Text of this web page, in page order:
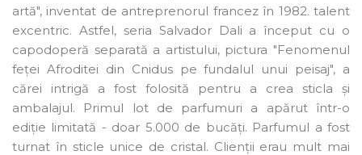
artă", inventat de antreprenorul francez în 1982. talent
excentric. Astfel, seria Salvador Dali a început cu o
capodoperă separată a artistului, pictura "Fenomenul
feței Afroditei din Cnidus pe fundalul unui peisaj", a
cărei intrigă a fost folosită pentru a crea sticla și
ambalajul. Primul lot de parfumuri a apărut într-o
ediție limitată - doar 5.000 de bucăți. Parfumul a fost
turnat în sticle unice de cristal. Clienții erau mult mai